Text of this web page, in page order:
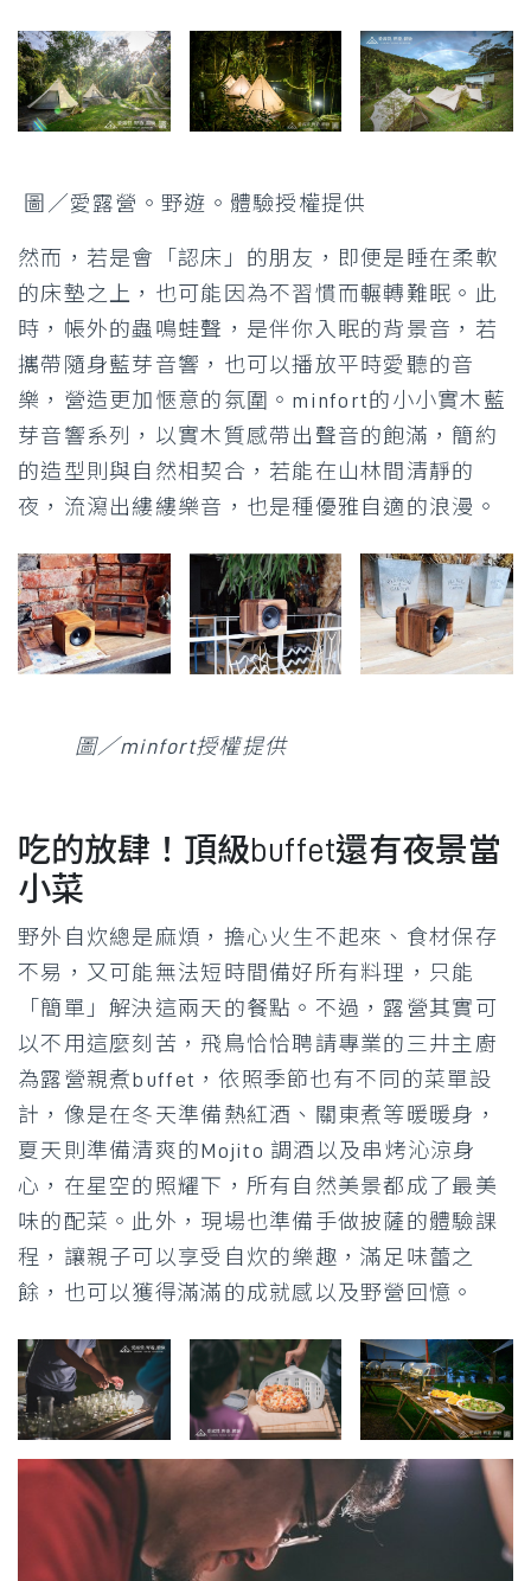
圖／愛露營。野遊。體驗授權提供
然而，若是會「認床」的朋友，即便是睡在柔軟
的床墊之上，也可能因為不習慣而輾轉難眠。此
時，帳外的蟲鳴蛙聲，是伴你入眠的背景音，若
攜帶隨身藍芽音響，也可以播放平時愛聽的音
樂，營造更加愜意的氛圍。minfort的小小實木藍
芽音響系列，以實木質感帶出聲音的飽滿，簡約
的造型則與自然相契合，若能在山林間清靜的
夜，流瀉出縷縷樂音，也是種優雅自適的浪漫。
圖／minfort授權提供
吃的放肆！頂級buffet還有夜景當
小菜
野外自炊總是麻煩，擔心火生不起來、食材保存
不易，又可能無法短時間備好所有料理，只能
「簡單」解決這兩天的餐點。不過，露營其實可
以不用這麼刻苦，飛鳥恰恰聘請專業的三井主廚
為露營親煮buffet，依照季節也有不同的菜單設
計，像是在冬天準備熱紅酒、關東煮等暖暖身，
夏天則準備清爽的Mojito 調酒以及串烤沁涼身
心，在星空的照耀下，所有自然美景都成了最美
味的配菜。此外，現場也準備手做披薩的體驗課
程，讓親子可以享受自炊的樂趣，滿足味蕾之
餘，也可以獲得滿滿的成就感以及野營回憶。